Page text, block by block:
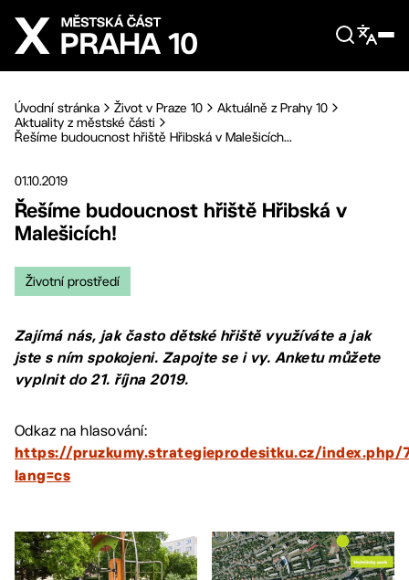
Přejít na hlavní obsah
Úvodní stránka Život v Praze 10
Aktuálně z Prahy 10
Aktuality z městské části
Řešíme budoucnost hřiště Hřibská v Malešicích...
01.10.2019
Řešíme budoucnost hřiště Hřibská v
Malešicích!
Životní prostředí
Zajímá nás, jak často dětské hřiště využíváte a jak
jste s ním spokojeni. Zapojte se i vy. Anketu můžete
vyplnit do 21. října 2019.
Odkaz na hlasování:
https://pruzkumy.strategieprodesitku.cz/index.php/
lang=cs